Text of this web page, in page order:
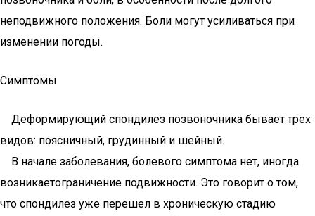
неподвижного положения. Боли могут усиливаться при
изменении погоды.
Симптомы
Деформирующий спондилез позвоночника бывает трех
видов: поясничный, грудинный и шейный.
В начале заболевания, болевого симптома нет, иногда
возникаетограничение подвижности. Это говорит о том,
что спондилез уже перешел в хроническую стадию